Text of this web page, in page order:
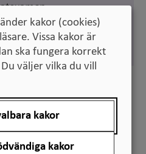
i högskoleförordningen
som reglerna för
används
i samband med
kakor (cookies)
Vissa kakor är
ska fungera korrekt
väljer vilka du vill
kakor
kakor